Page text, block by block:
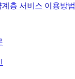
계층 서비스 이용방법